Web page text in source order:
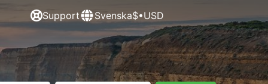
Support Svenska$•USD